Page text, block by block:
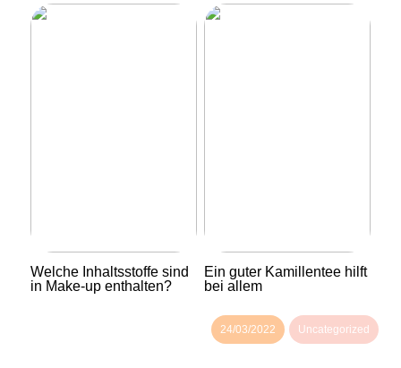
Welche Inhaltsstoffe sind
in Make-up enthalten?
Ein guter Kamillentee hilft
bei allem
24/03/2022 Uncategorized